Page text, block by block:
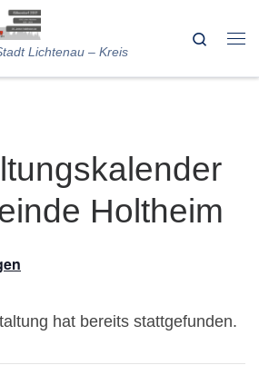
Lichtenau – Kreis
Search
Holtheim
hat bereits stattgefunden.